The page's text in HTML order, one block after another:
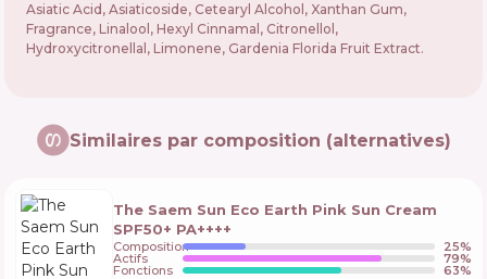
Asiatic Acid, Asiaticoside, Cetearyl Alcohol, Xanthan Gum,
Fragrance, Linalool, Hexyl Cinnamal, Citronellol,
Hydroxycitronellal, Limonene, Gardenia Florida Fruit Extract.
Similaires par composition (alternatives)
The Saem Sun Eco Earth Pink Sun Cream
SPF50+ PA++++
Composition 25%
Actifs 79%
Fonctions 63%